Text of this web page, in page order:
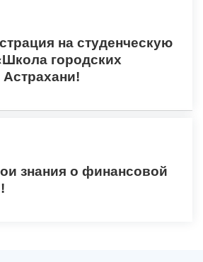
на студенческую
городских
знания о финансовой